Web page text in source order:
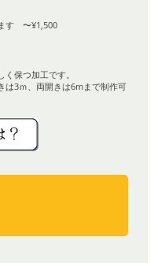
す 〜¥1,500
保つ加工です。
3ｍ、両開きは6mまで制作可